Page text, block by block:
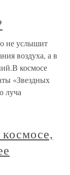
не услышит
воздуха, а в
космосе
«Звездных
луча